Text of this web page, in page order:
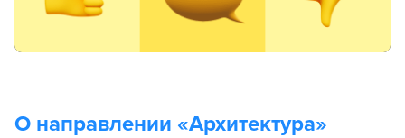
О направлении «Архитектура»